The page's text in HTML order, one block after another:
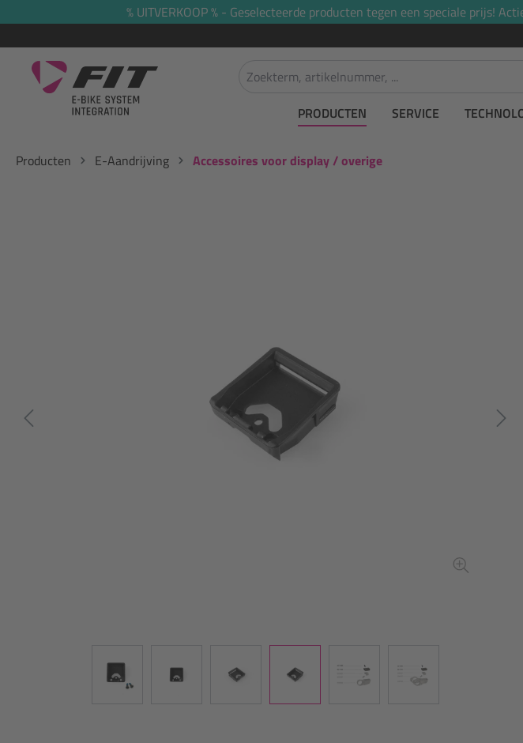
Ga naar de hoofdnavigatie
% UITVERKOOP % - Geselecteerde producten tegen een speciale prijs!
PRODUCTEN SERVICE
Producten E-Aandrijving Accessoires voor display / overige